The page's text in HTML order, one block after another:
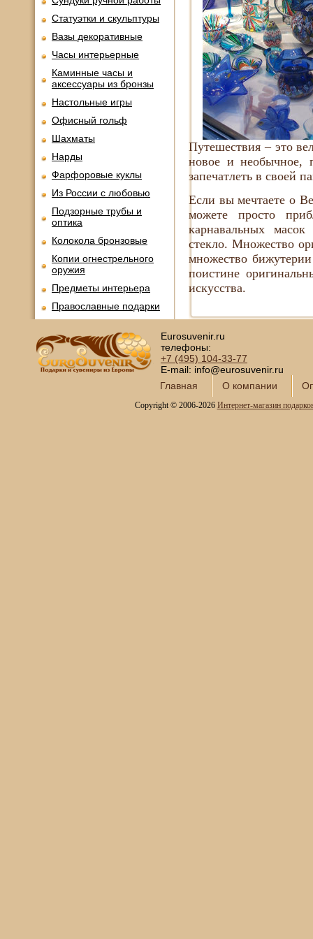
Статуэтки и скульптуры
Вазы декоративные
Часы интерьерные
Каминные часы и
аксессуары из бронзы
Настольные игры
Офисный гольф
Шахматы
Нарды
Фарфоровые куклы
Из России с любовью
Подзорные трубы и
оптика
Колокола бронзовые
Копии огнестрельного
оружия
Предметы интерьера
Православные подарки
денег
Сувениры курительной
тематики
Путешествия – это
новое и необычное,
запечатлеть в своей
Если вы мечтаете о
можете просто
карнавальных
стекло. Множество
множество
поистине
искусства.
Eurosuvenir.ru
телефоны:
+7 (495) 104-33-77
E-mail: info@eurosuvenir.ru
Главная
О компании
Copyright © 2006-2026 Интернет-магазин